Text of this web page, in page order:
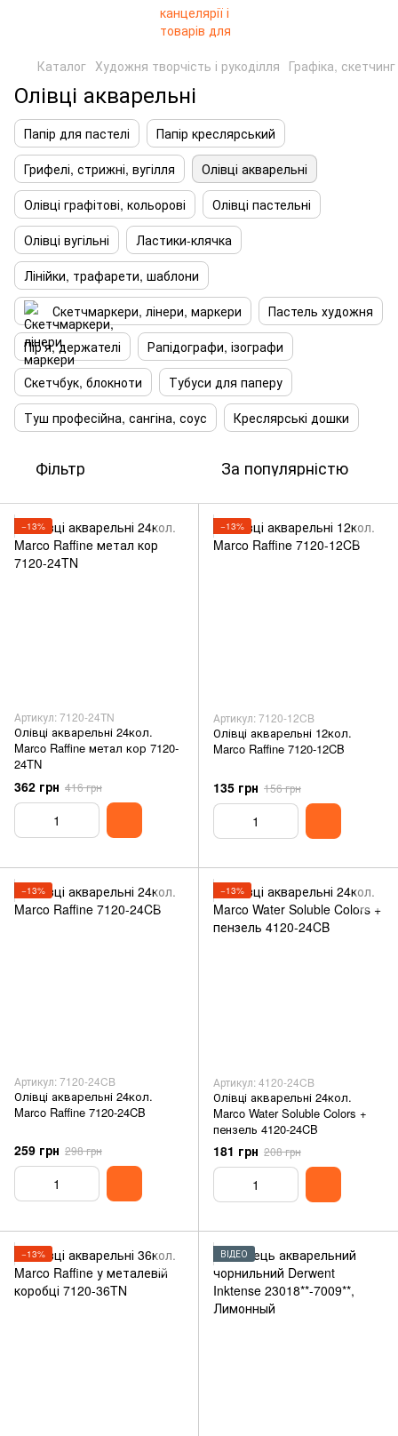
Каталог Художня творчість і рукоділля Графіка, скетчинг
Олівці акварельні
Папір для пастелі
Папір креслярський
Грифелі, стрижні, вугілля
Олівці акварельні
Олівці графітові, кольорові
Олівці пастельні
Олівці вугільні
Ластики-клячка
Лінійки, трафарети, шаблони
Скетчмаркери, лінери, маркери
Пастель художня
Пір'я, держателі
Рапідографи, ізографи
Скетчбук, блокноти
Тубуси для паперу
Туш професійна, сангіна, соус
Креслярські дошки
Фільтр За популярністю
−13%
Артикул: 7120-24TN
Олівці акварельні 24кол.
Marco Raffine метал кор 7120-
24TN
362 грн 416 грн
−13%
Артикул: 7120-12CB
Олівці акварельні 12кол.
Marco Raffine 7120-12CB
135 грн 156 грн
−13%
Артикул: 7120-24CB
Олівці акварельні 24кол.
Marco Raffine 7120-24CB
259 грн 298 грн
−13%
Артикул: 4120-24CB
Олівці акварельні 24кол.
Marco Water Soluble Colors +
пензель 4120-24CB
181 грн 208 грн
−13% ВІДЕО